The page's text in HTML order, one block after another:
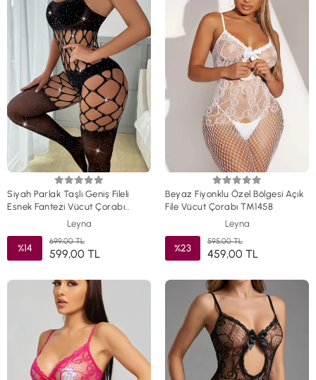
Siyah Parlak Taşlı Geniş Fileli
Esnek Fantezi Vücut Çorabı
Leyna
%14
699,00 TL
599,00 TL
Beyaz Fiyonklu Özel Bölgesi Açık
File Vücut Çorabı TM1458
Leyna
%23
595,00 TL
459,00 TL